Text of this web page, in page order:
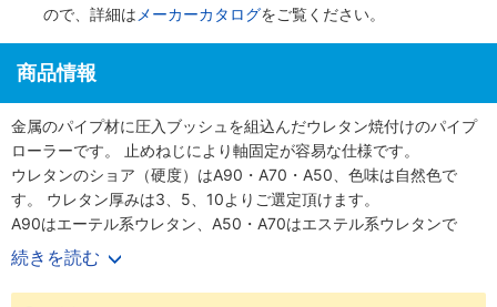
ので、詳細は メーカーカタログをご覧ください。
商品情報
金属のパイプ材に圧入ブッシュを組込んだウレタン焼付けのパイプ
ローラーです。 止めねじにより軸固定が容易な仕様です。
ウレタンのショア（硬度）はA90・A70・A50、色味は自然色で
す。 ウレタン厚みは3、5、10よりご選定頂けます。
A90はエーテル系ウレタン、A50・A70はエステル系ウレタンで
す。
材質は芯金と圧入ブッシュががアルミ合金です。
また、追加工（LC）にて全長1ミリ単位での指定が可能です。
続きを読む